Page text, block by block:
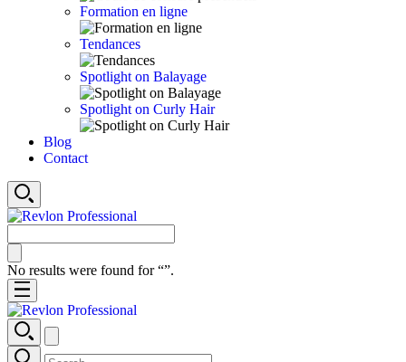
Formation en ligne
Tendances
Spotlight on Balayage
Spotlight on Curly Hair
Blog
Contact
No results were found for “”.